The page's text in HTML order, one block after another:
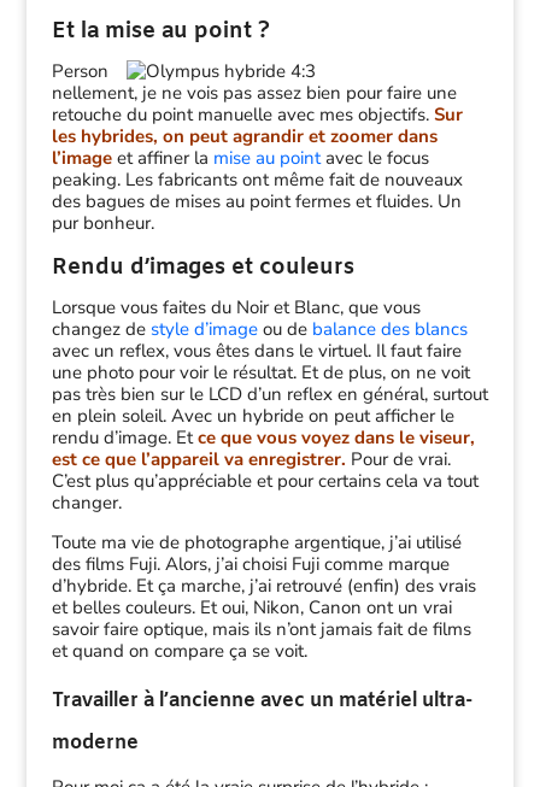
Et la mise au point ?
Person
nellement, je ne vois pas assez bien pour faire une
retouche du point manuelle avec mes objectifs. Sur
les hybrides, on peut agrandir et zoomer dans
l’imageet affiner la mise au pointavec le focus
peaking. Les fabricants ont même fait de nouveaux
des bagues de mises au point fermes et fluides. Un
pur bonheur.
Rendu d’images et couleurs
Lorsque vous faites du Noir et Blanc, que vous
changez destyle d’imageou de balance des blancs
avec un reflex, vous êtes dans le virtuel. Il faut faire
une photo pour voir le résultat. Et de plus, on ne voit
pas très bien sur le LCD d’un reflex en général, surtout
en plein soleil. Avec un hybride on peut afficher le
rendu d’image. Etce que vous voyez dans le viseur,
est ce que l’appareil va enregistrer. Pour de vrai.
C’est plus qu’appréciable et pour certains cela va tout
changer.
Toute ma vie de photographe argentique, j’ai utilisé
des films Fuji. Alors, j’ai choisi Fuji comme marque
d’hybride. Et ça marche, j’ai retrouvé (enfin) des vrais
et belles couleurs. Et oui, Nikon, Canon ont un vrai
savoir faire optique, mais ils n’ont jamais fait de films
et quand on compare ça se voit.
Travailler à l’ancienne avec un matériel ultra-
moderne